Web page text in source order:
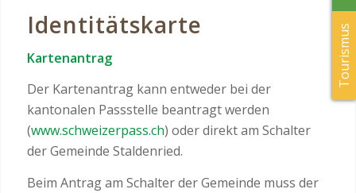
Identitätskarte
Kartenantrag
Der Kartenantrag kann entweder bei der
kantonalen Passstelle beantragt werden
(www.schweizerpass.ch) oder direkt am Schalter
der Gemeinde Staldenried.
Beim Antrag am Schalter der Gemeinde muss der
Tourismus